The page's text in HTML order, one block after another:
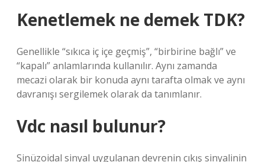
Kenetlemek ne demek TDK?
Genellikle “sıkıca iç içe geçmiş”, “birbirine bağlı” ve
“kapalı” anlamlarında kullanılır. Aynı zamanda
mecazi olarak bir konuda aynı tarafta olmak ve aynı
davranışı sergilemek olarak da tanımlanır.
Vdc nasıl bulunur?
Sinüzoidal sinyal uygulanan devrenin çıkış sinyalinin